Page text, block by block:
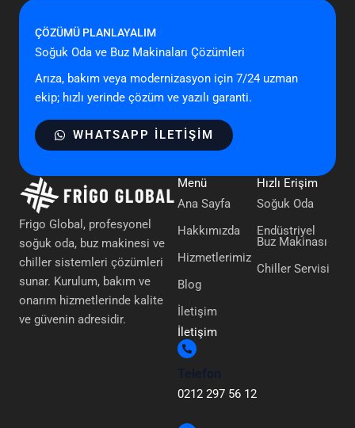
ÇÖZÜMÜ PLANLAYALIM
Soğuk Oda ve Buz Makinaları Çözümleri
Arıza, bakım veya modernizasyon için 7/24 uzman
ekip; hızlı yerinde çözüm ve yazılı garanti.
WHATSAPP ILETIŞIM
Frigo Global, profesyonel
soğuk oda, buz makinesi ve
chiller sistemleri çözümleri
sunar. Kurulum, bakım ve
onarım hizmetlerinde kalite
ve güvenin adresidir.
Menü
Ana Sayfa
Hakkımızda
Hizmetlerimiz
Blog
İletişim
Hızlı Erişim
Soğuk Oda
Endüstriyel
Buz Makinası
Chiller Servisi
İletişim
0212 297 56 12